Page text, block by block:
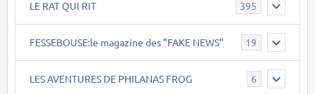
LE RAT QUI RIT 395
FESSEBOUSE:le magazine des "FAKE NEWS" 19
LES AVENTURES DE PHILANAS FROG 6